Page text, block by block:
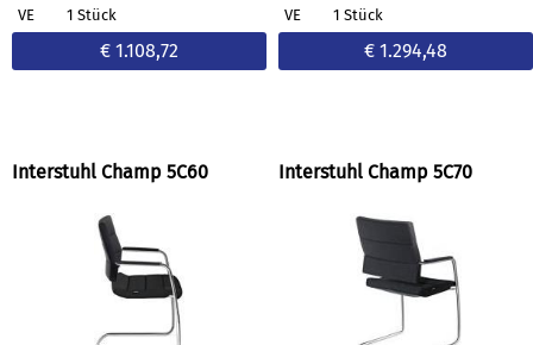
VE
1 Stück
€ 1.108,72
VE
1 Stück
€ 1.294,48
Interstuhl Champ 5C60 Interstuhl Champ 5C70